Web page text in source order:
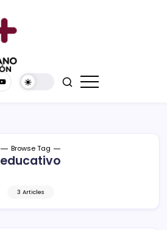
Browse Tag
educativo
3 Articles